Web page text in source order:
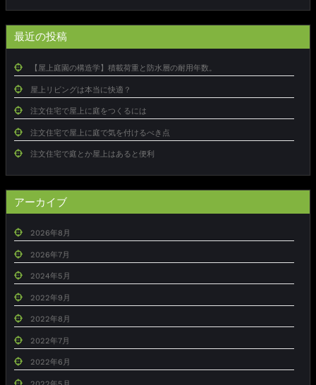
最近の投稿
【屋上庭園の構造学】積載荷重と防水層の耐用年数。
屋上リビングは本当に快適？
注文住宅で屋上に庭をつくるには
注文住宅で屋上に庭で気を付けるべき点
注文住宅で庭とか屋上はあると便利
アーカイブ
2026年8月
2026年7月
2024年5月
2022年9月
2022年8月
2022年7月
2022年6月